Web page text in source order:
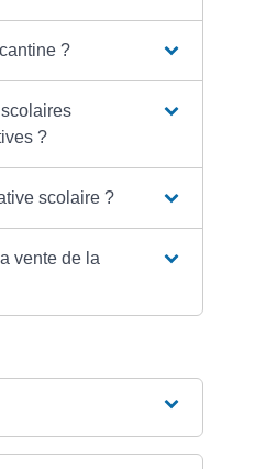
?
?
scolaire ?
vente de la